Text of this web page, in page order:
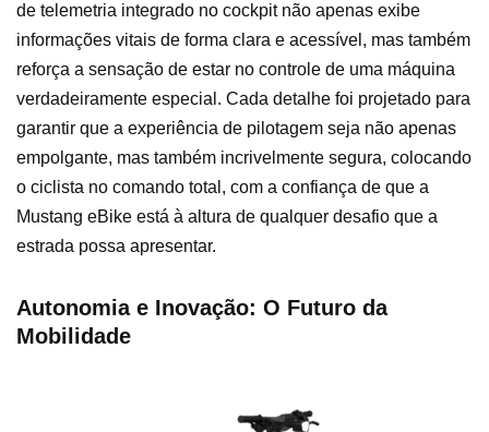
de telemetria integrado no cockpit não apenas exibe
informações vitais de forma clara e acessível, mas também
reforça a sensação de estar no controle de uma máquina
verdadeiramente especial. Cada detalhe foi projetado para
garantir que a experiência de pilotagem seja não apenas
empolgante, mas também incrivelmente segura, colocando
o ciclista no comando total, com a confiança de que a
Mustang eBike está à altura de qualquer desafio que a
estrada possa apresentar.
Autonomia e Inovação: O Futuro da
Mobilidade